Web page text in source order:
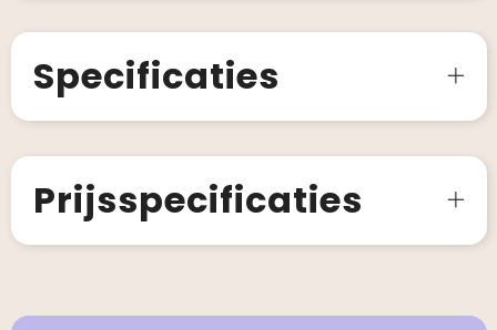
Specificaties
Prijsspecificaties